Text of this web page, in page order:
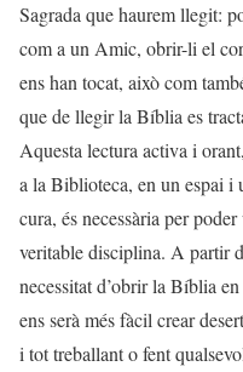
Sagrada que haurem llegit:
com a un Amic, obrir-li el
ens han tocat, això com
que de llegir la Bíblia es
Aquesta lectura activa i
a la Biblioteca, en un espai i
cura, és necessària per
veritable disciplina. A partir
necessitat d’obrir la Bíblia
ens serà més fàcil crear
i tot treballant o fent